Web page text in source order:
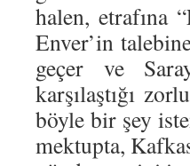
halen, etrafına
Enver’in
geçer ve
karşılaştığı
böyle bir şey
mektupta,